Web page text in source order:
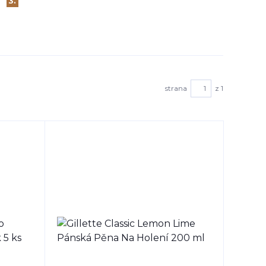
strana z 1